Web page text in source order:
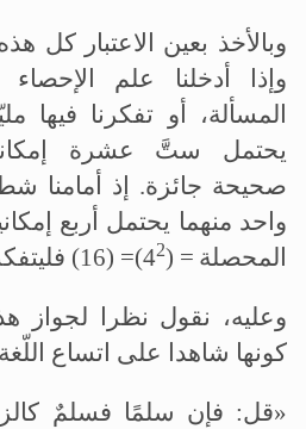
وبالأخذ بعين الاعتبار كل
وإذا أدخلنا علم
المسألة، أو تفكرنا فيها
يحتمل ستَّ عشرة
صحيحة جائزة. إذ أمامنا
واحد منهما يحتمل أربع
المحصلة = (4
2 )= (16) فليتفكر بها القارئ الكريم.
وعليه، نقول نظرا لجواز
كونها شاهدا على اتساع
«قل: فإن سلمًا فسلمٌ